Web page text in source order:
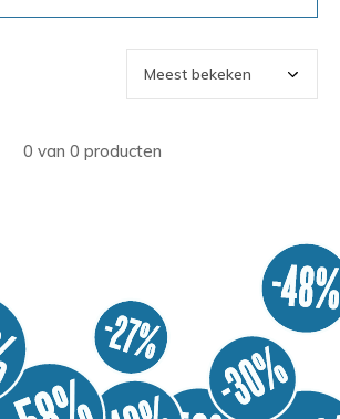
0 van 0 producten